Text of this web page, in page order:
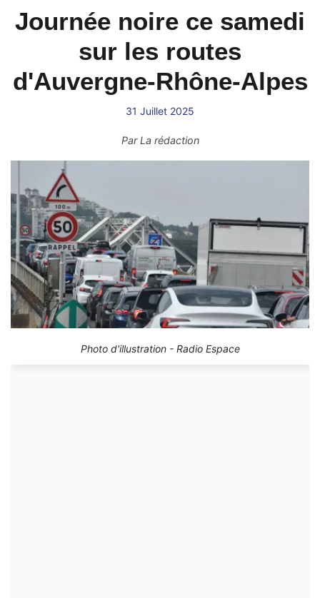
Journée noire ce samedi
sur les routes
d'Auvergne-Rhône-Alpes
31 Juillet 2025
ParLa rédaction
Photo d'illustration - Radio Espace